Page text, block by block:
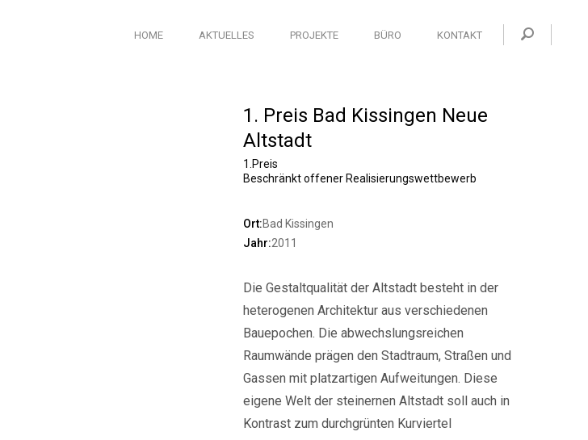
HOME AKTUELLES PROJEKTE BÜRO KONTAKT
1. Preis Bad Kissingen Neue
Altstadt
1.Preis
Beschränkt offener Realisierungswettbewerb
Ort:Bad Kissingen
Jahr:2011
Die Gestaltqualität der Altstadt besteht in der
heterogenen Architektur aus verschiedenen
Bauepochen. Die abwechslungsreichen
Raumwände prägen den Stadtraum, Straßen und
Gassen mit platzartigen Aufweitungen. Diese
eigene Welt der steinernen Altstadt soll auch in
Kontrast zum durchgrünten Kurviertel